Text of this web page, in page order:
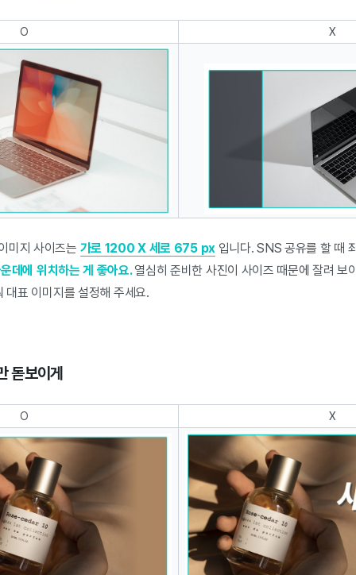
O X
미지 사이즈는 가로 1200 X 세로 675 px 입니다. SNS 공유를 할 때
데에 위치하는 게 좋아요.열심히 준비한 사진이 사이즈 때문에 잘려 보
대표 이미지를 설정해 주세요.
돋보이게
O X